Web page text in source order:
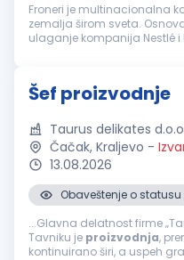
Froneri je multinacionalna
zemalja širom sveta.
ulaganje kompanija Nestlé i
Šef proizvodnje
Taurus delikates
Čačak, Kraljevo -
13.08.2026
Obaveštenje o
...Glavna delatnost firme
Tavniku je proizvodnja,
kontinuirano širi, a uspeh